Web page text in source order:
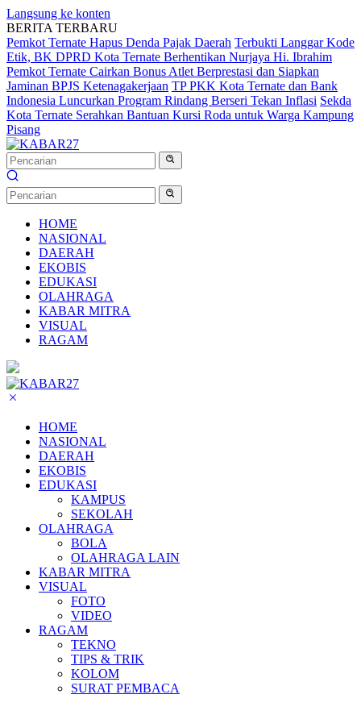
Langsung ke konten
BERITA TERBARU
Pemkot Ternate Hapus Denda Pajak Daerah Terbukti Langgar Kode
Etik, BK DPRD Kota Ternate Berhentikan Nurjaya Hi. Ibrahim
Pemkot Ternate Cairkan Bonus Atlet Berprestasi dan Siapkan
Jaminan BPJS Ketenagakerjaan TP PKK Kota Ternate dan Bank
Indonesia Luncurkan Program Rindang Berseri Tekan Inflasi Sekda
Kota Ternate Serahkan Bantuan Kursi Roda untuk Warga Kampung
Pisang
HOME
NASIONAL
DAERAH
EKOBIS
EDUKASI
OLAHRAGA
KABAR MITRA
VISUAL
RAGAM
HOME
NASIONAL
DAERAH
EKOBIS
EDUKASI
KAMPUS
SEKOLAH
OLAHRAGA
BOLA
OLAHRAGA LAIN
KABAR MITRA
VISUAL
FOTO
VIDEO
RAGAM
TEKNO
TIPS & TRIK
KOLOM
SURAT PEMBACA